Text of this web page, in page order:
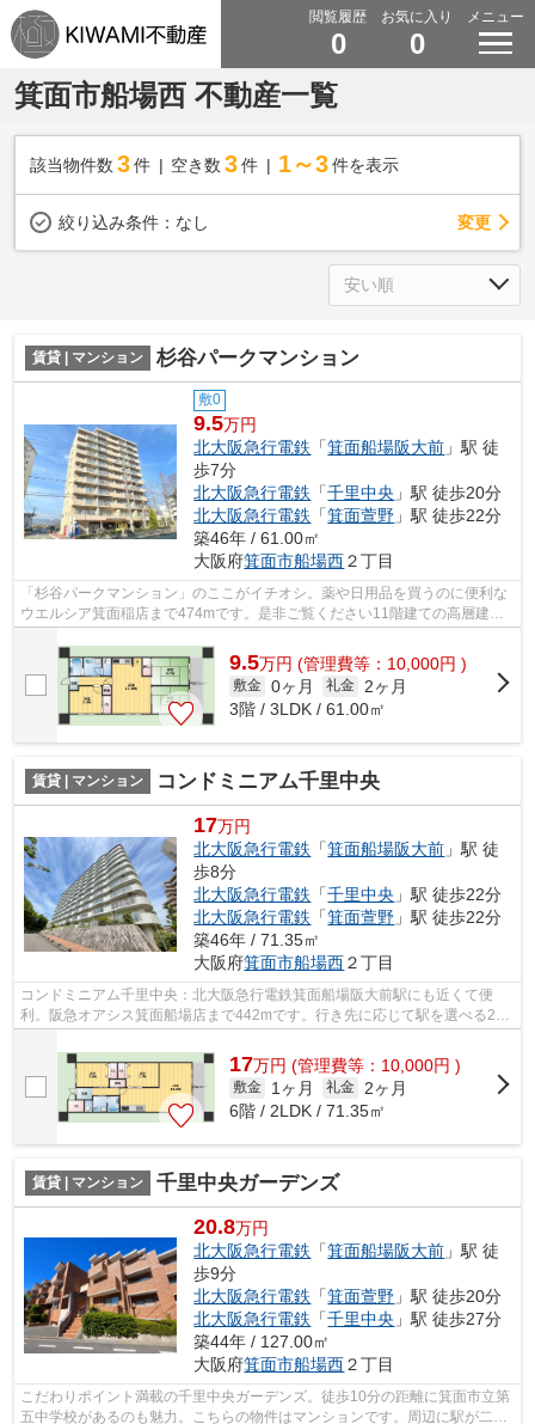
閲覧履歴
0
お気に入り
0
メニュー
箕面市船場西 不動産一覧
該当物件数 3件 空き数 3 件 1～3 件を表示
絞り込み条件： なし 変更
賃貸 | マンション 杉谷パークマンション
敷0
9.5万円
北大阪急行電鉄 「箕面船場阪大前 」駅 徒
歩7分
北大阪急行電鉄 「千里中央 」駅 徒歩20分
北大阪急行電鉄 「箕面萱野 」駅 徒歩22分
築46年 / 61.00㎡
大阪府箕面市船場西２丁目
「杉谷パークマンション」のここがイチオシ。薬や日用品を買うのに便利な
ウエルシア箕面稲店まで474mです。是非ご覧ください11階建ての高層建
9.5万円 (管理費等：10,000円 )
敷金 0ヶ月 礼金
2ヶ月
3階 / 3LDK / 61.00㎡
賃貸 | マンション コンドミニアム千里中央
17万円
北大阪急行電鉄 「箕面船場阪大前 」駅 徒
歩8分
北大阪急行電鉄 「千里中央 」駅 徒歩22分
北大阪急行電鉄 「箕面萱野 」駅 徒歩22分
築46年 / 71.35㎡
大阪府箕面市船場西２丁目
コンドミニアム千里中央：北大阪急行電鉄箕面船場阪大前駅にも近くて便
利。阪急オアシス箕面船場店まで442mです。行き先に応じて駅を選べる2駅
17万円 (管理費等：10,000円 )
敷金 1ヶ月 礼金
2ヶ月
6階 / 2LDK / 71.35㎡
賃貸 | マンション 千里中央ガーデンズ
20.8万円
北大阪急行電鉄 「箕面船場阪大前 」駅 徒
歩9分
北大阪急行電鉄 「箕面萱野 」駅 徒歩20分
北大阪急行電鉄 「千里中央 」駅 徒歩27分
築44年 / 127.00㎡
大阪府箕面市船場西２丁目
こだわりポイント満載の千里中央ガーデンズ。徒歩10分の距離に箕面市立第
五中学校があるのも魅力。こちらの物件はマンションです。周辺に駅が二つ